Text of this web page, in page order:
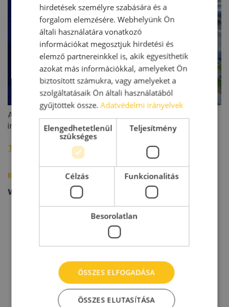
A BIEF 2026 második negyedéves ipari/logisztikai
ingatlanoiaci jelentése
További raktárpiaci hírek »
Kapcsolódó épületek/cégek
WING Zrt
hirdetések személyre szabására és a
forgalom elemzésére. Webhelyünk Ön
általi használatára vonatkozó
információkat megosztjuk hirdetési és
elemző partnereinkkel is, akik egyesíthetik
azokat más információkkal, amelyeket Ön
biztosított számukra, vagy amelyeket a
szolgáltatásaik Ön általi használatából
gyűjtöttek össze.Adatvédelmi irányelvek
Elengedhetetlenül
szükséges
Teljesítmény
Célzás Funkcionalitás
Besorolatlan
ÖSSZES ELFOGADÁSA
ÖSSZES ELUTASÍTÁSA